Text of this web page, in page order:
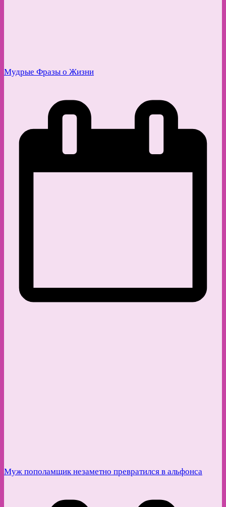
Мудрые Фразы о Жизни
Муж пополамщик незаметно превратился в альфонса